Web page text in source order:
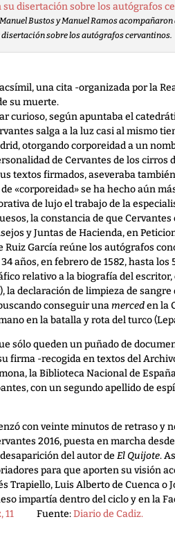
Bustos y Manuel Ramos acompañaron
disertación sobre los autógrafos cervantinos.
una cita -organizada por la
su muerte.
curioso, según apuntaba el
salga a la luz casi al mismo
otorgando corporeidad a un
de Cervantes de los
textos firmados, aseveraba
«corporeidad» se ha hecho aún
de lujo el trabajo de la
la constancia de que
y Juntas de Hacienda, en
Ruiz García reúne los autógrafos
años, en febrero de 1582, hasta
relativo a la biografía del escritor,
la declaración de limpieza de
conseguir unamerceden la
en la batalla y rota del turco
sólo queden un puñado de
firma -recogida en textos del
la Biblioteca Nacional de
con un segundo apellido de
con veinte minutos de retraso y
2016, puesta en marcha
del autor de El Quijote.
para que aporten su visión
Trapiello, Luis Alberto de Cuenca o
impartía dentro del ciclo y en la
Fuente:Diario de Cadiz.